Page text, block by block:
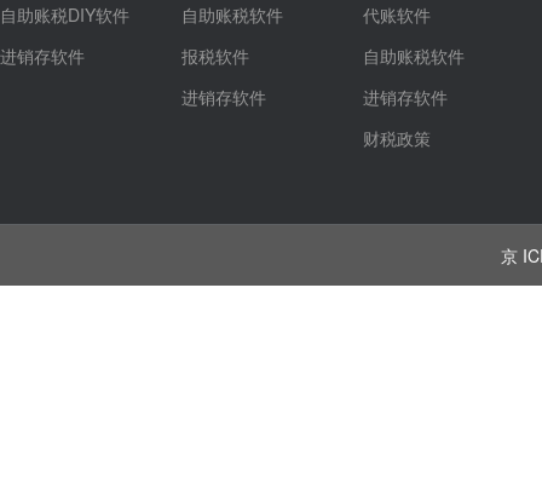
自助账税DIY软件
进销存软件
自助账税软件
报税软件
进销存软件
代账软件
自助账税软件
进销存软件
财税政策
京